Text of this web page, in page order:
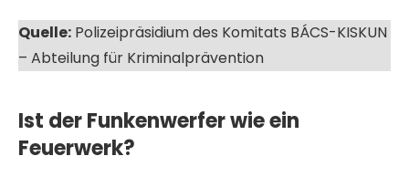
Quelle: Polizeipräsidium des Komitats BÁCS-KISKUN
– Abteilung für Kriminalprävention
Ist der Funkenwerfer wie ein
Feuerwerk?